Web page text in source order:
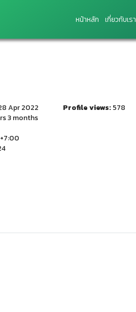
หน้าหลัก เกี่ยวกับเรา
Apr 2022
3 months
Profile views: 578